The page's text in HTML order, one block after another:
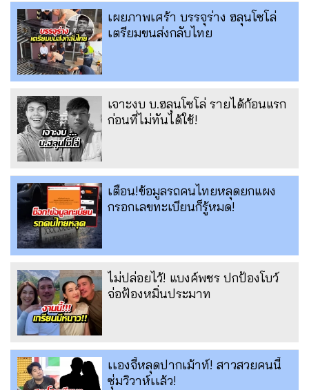
เผยภาพเศร้า บรรจุร่าง ฮลุนโซโล่
เตรียมขนส่งกลับไทย
เจาะงบ บ.ฮลุนโซโล่ รายได้ก้อนแรก
ก่อนที่ไม่ทันได้ใช้!
เตือน!ข้อมูลรถคนไทยหลุดยกแผง
กรอกเลขทะเบียนก็รู้หมด!
ไม่ปล่อยไว้! แบงค์พชร ปกป้องโบว์
จ่อฟ้องหมิ่นประมาท
เเองจี้หลุดปากเม้าท์! สาวสวยคนนี้
ซุ่มวิวาห์เเล้ว!